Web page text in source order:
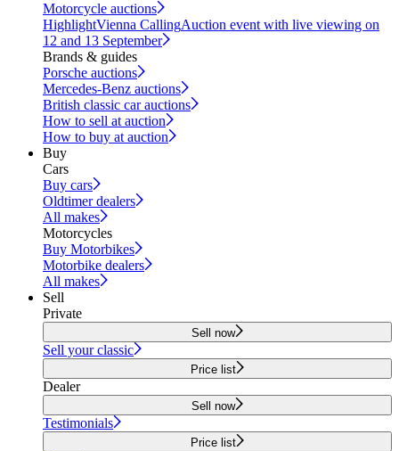
Motorcycle auctions
HighlightVienna CallingAuction event with live viewing on
12 and 13 September
Brands & guides
Porsche auctions
Mercedes-Benz auctions
British classic car auctions
How to sell at auction
How to buy at auction
Buy
Cars
Buy cars
Oldtimer dealers
All makes
Motorcycles
Buy Motorbikes
Motorbike dealers
All makes
Sell
Private
Sell now
Sell your classic
Price list
Dealer
Sell now
Testimonials
Price list